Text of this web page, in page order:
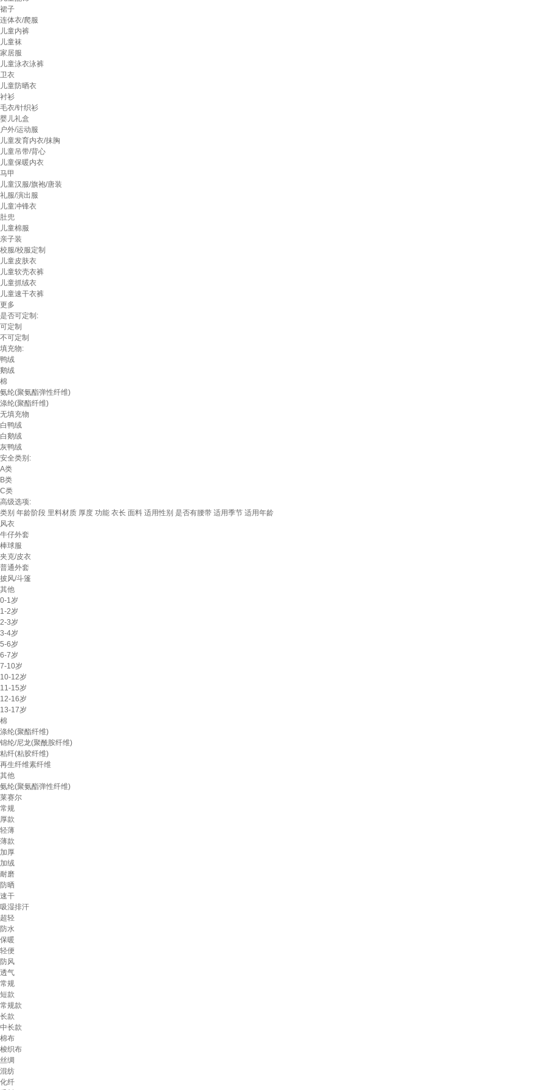
裙子
连体衣/爬服
儿童内裤
儿童袜
家居服
儿童泳衣泳裤
卫衣
儿童防晒衣
衬衫
毛衣/针织衫
婴儿礼盒
户外/运动服
儿童发育内衣/抹胸
儿童吊带/背心
儿童保暖内衣
马甲
儿童汉服/旗袍/唐装
礼服/演出服
儿童冲锋衣
肚兜
儿童棉服
亲子装
校服/校服定制
儿童皮肤衣
儿童软壳衣裤
儿童抓绒衣
儿童速干衣裤
更多
是否可定制:
可定制
不可定制
填充物:
鸭绒
鹅绒
棉
氨纶(聚氨酯弹性纤维)
涤纶(聚酯纤维)
无填充物
白鸭绒
白鹅绒
灰鸭绒
安全类别:
A类
B类
C类
高级选项:
类别 年龄阶段 里料材质 厚度 功能 衣长 面料 适用性别 是否有腰带 适用季节 适用年龄
风衣
牛仔外套
棒球服
夹克/皮衣
普通外套
披风/斗篷
其他
0-1岁
1-2岁
2-3岁
3-4岁
5-6岁
6-7岁
7-10岁
10-12岁
11-15岁
12-16岁
13-17岁
棉
涤纶(聚酯纤维)
锦纶/尼龙(聚酰胺纤维)
粘纤(粘胶纤维)
再生纤维素纤维
其他
氨纶(聚氨酯弹性纤维)
莱赛尔
常规
厚款
轻薄
薄款
加厚
加绒
耐磨
防晒
速干
吸湿排汗
超轻
防水
保暖
轻便
防风
透气
常规
短款
常规款
长款
中长款
棉布
梭织布
丝绸
混纺
化纤